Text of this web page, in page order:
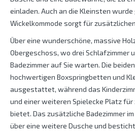
einladen. Auch an die Kleinsten wurde
Wickelkommode sorgt für
Über eine wunderschöne, massive
Obergeschoss, wo drei Schlafzimmer
Badezimmer auf Sie warten. Die
hochwertigen Boxspringbetten und
ausgestattet, während das
und einer weiteren Spielecke Platz
bietet. Das zusätzliche Badezimmer
über eine weitere Dusche und